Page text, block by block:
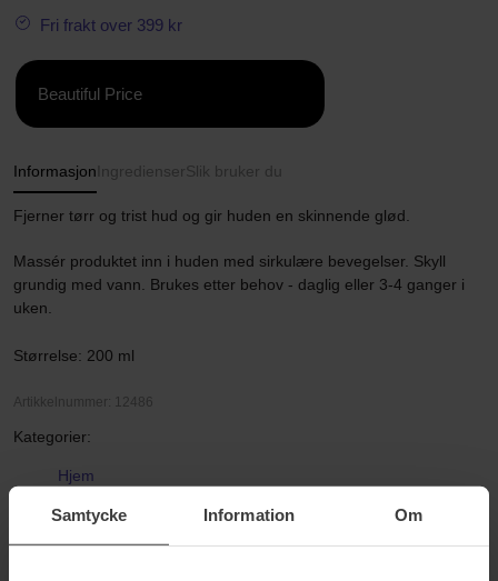
Samtycke Information Om
Fri frakt over 399 kr
Beautiful Price
Informasjon Ingredienser Slik bruker du
Fjerner tørr og trist hud og gir huden en skinnende glød.
Massér produktet inn i huden med sirkulære bevegelser. Skyll
grundig med vann. Brukes etter behov - daglig eller 3-4 ganger i
uken.
Størrelse: 200 ml
Artikkelnummer: 12486
Kategorier:
Hjem
Kroppspleie
Peeling & skrubb